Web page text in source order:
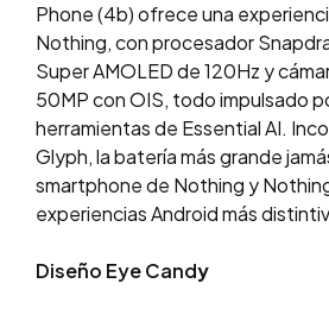
Phone (4b) ofrece una
Nothing, con procesador
Super AMOLED de 120Hz y
50MP con OIS, todo impulsado
herramientas de Essential AI.
Glyph, la batería más grande
smartphone de Nothing y
experiencias Android más
Diseño Eye Candy